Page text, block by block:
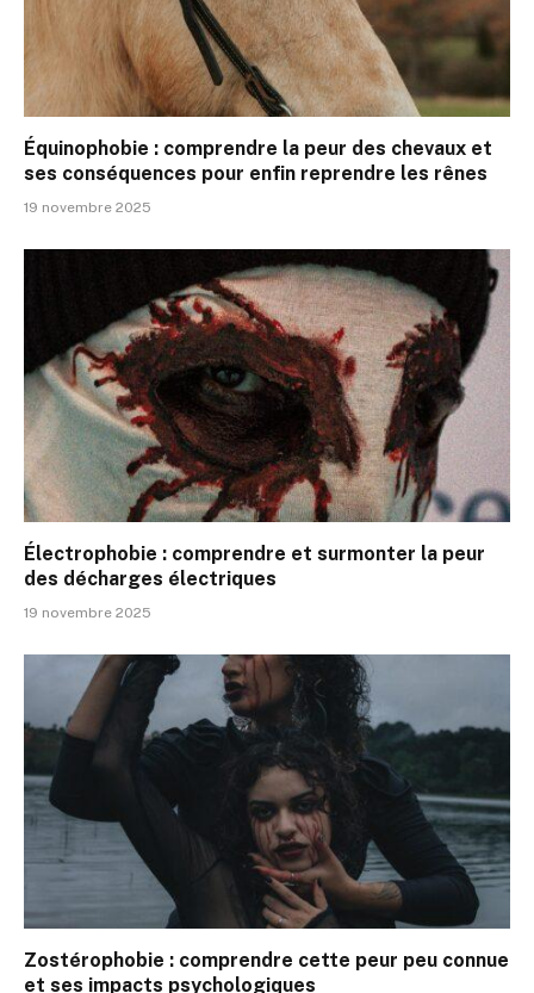
Équinophobie : comprendre la peur des chevaux et
ses conséquences pour enfin reprendre les rênes
19 novembre 2025
Électrophobie : comprendre et surmonter la peur
des décharges électriques
19 novembre 2025
Zostérophobie : comprendre cette peur peu connue
et ses impacts psychologiques